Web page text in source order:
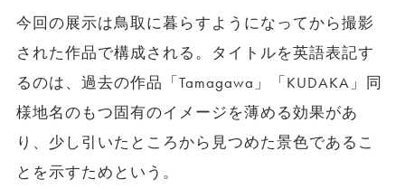
今回の展示は鳥取に暮らすようになってから撮影
された作品で構成される。タイトルを英語表記す
るのは、過去の作品「Tamagawa」「KUDAKA」同
様地名のもつ固有のイメージを薄める効果があ
り、少し引いたところから見つめた景色であるこ
とを示すためという。